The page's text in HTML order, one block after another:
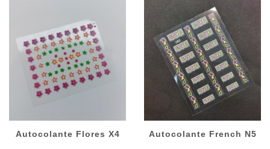
Autocolante Flores X4 Autocolante French N5